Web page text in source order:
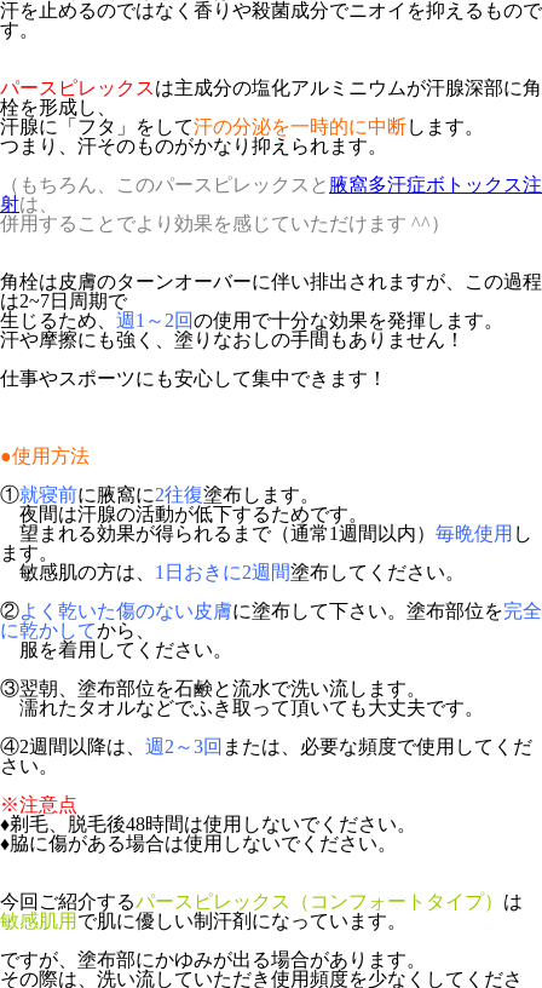
汗を止めるのではなく香りや殺菌成分でニオイを抑えるもので
す。
パースピレックスは主成分の塩化アルミニウムが汗腺深部に角
栓を形成し、
汗腺に「 フタ 」をして汗の分泌を一時的に中断します。
つまり、汗そのものがかなり抑えられます。
（もちろん、このパースピレックスと 腋窩多汗症ボトックス注
射は、
併用することでより効果を感じていただけます ^^）
角栓は皮膚のターンオーバーに伴い排出されますが、この過程
は2~7日周期で
生じるため、 週1～2回の使用で十分な効果を発揮します。
汗や摩擦にも強く、塗りなおしの手間もありません！
仕事やスポーツにも安心して集中できます！
●使用方法
①就寝前に腋窩に2往復塗布します。
夜間は汗腺の活動が低下するためです。
望まれる効果が得られるまで（通常1週間以内） 毎晩使用 し
ます。
敏感肌の方は、 1日おきに2週間塗布してください。
②よく乾いた傷のない皮膚に塗布して下さい。塗布部位を完全
に乾かしてから、
服を着用してください。
③翌朝、塗布部位を石鹸と流水で洗い流します。
濡れたタオルなどでふき取って頂いても大丈夫です。
④2週間以降は、 週2～3回 または、必要な頻度で使用してくだ
さい。
※注意点
♦剃毛、 脱毛後48時間は使用しないでください。
♦脇に傷がある場合は使用しないでください。
今回ご紹介するパースピレックス（コンフォートタイプ） は
敏感肌用 で肌に優しい制汗剤になっています。
ですが、塗布部にかゆみが出る場合があります。
その際は、洗い流していただき使用頻度を少なくしてくださ